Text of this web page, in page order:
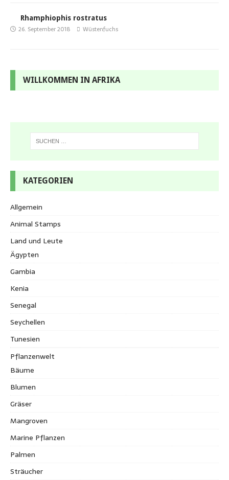
Rhamphiophis rostratus
26. September 2018 Wüstenfuchs
WILLKOMMEN IN AFRIKA
KATEGORIEN
Allgemein
Animal Stamps
Land und Leute
Ägypten
Gambia
Kenia
Senegal
Seychellen
Tunesien
Pflanzenwelt
Bäume
Blumen
Gräser
Mangroven
Marine Pflanzen
Palmen
Sträucher